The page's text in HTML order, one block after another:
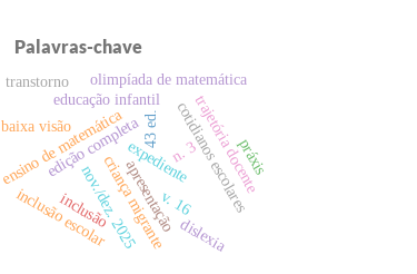
Palavras-chave
edição completa
v. 16
n. 3
nov./dez. 2025
43 ed.
expediente
apresentação
ensino de matemática cotidianos escolares
trajetória docente
olimpíada de matemática
inclusão escolar
baixa visão
educação infantil
criança migrante
inclusão
práxis
dislexia
transtorno